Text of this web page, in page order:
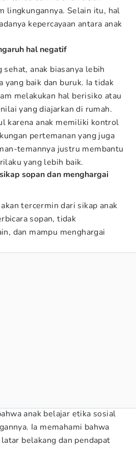
lingkungannya. Selain itu, hal
kepercayaan antara anak
hal negatif
anak biasanya lebih
yang baik dan buruk. Ia tidak
melakukan hal berisiko atau
yang diajarkan di rumah.
karena anak memiliki kontrol
pertemanan yang juga
temannya justru membantu
yang lebih baik.
sopan dan menghargai
tercermin dari sikap anak
sopan, tidak
dan mampu menghargai
anak belajar etika sosial
Ia memahami bahwa
belakang dan pendapat